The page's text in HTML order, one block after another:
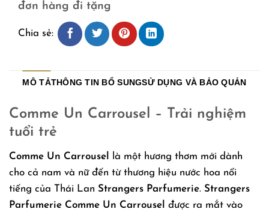
đơn hàng đi tặng
Chia sẻ:
MÔ TẢTHÔNG TIN BỔ SUNGSỬ DỤNG VÀ BẢO QUẢN
Comme Un Carrousel – Trải nghiệm
tuổi trẻ
Comme Un Carrousel
là một hương thơm mới dành
cho cả nam và nữ đến từ thương hiệu nước hoa nổi
tiếng của Thái Lan Strangers Parfumerie. Strangers
Parfumerie Comme Un Carrousel được ra mắt vào